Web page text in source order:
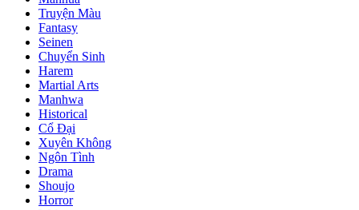
Truyện Màu
Fantasy
Seinen
Chuyển Sinh
Harem
Martial Arts
Manhwa
Historical
Cổ Đại
Xuyên Không
Ngôn Tình
Drama
Shoujo
Horror